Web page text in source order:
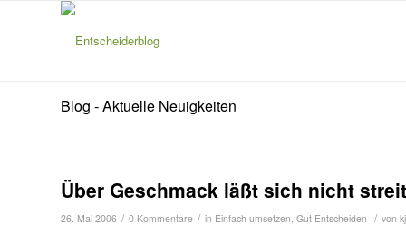
Blog - Aktuelle Neuigkeiten
Über Geschmack läßt sich nicht
26. Mai 2006 / 0 Kommentare / in Einfach umsetzen, Gut Entscheiden / von